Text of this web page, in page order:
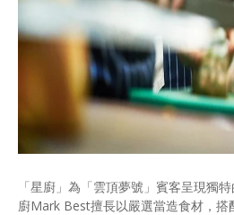
「星廚」為「雲頂夢號」賓客呈現獨
廚Mark Best擅長以嚴選當造食材，搭